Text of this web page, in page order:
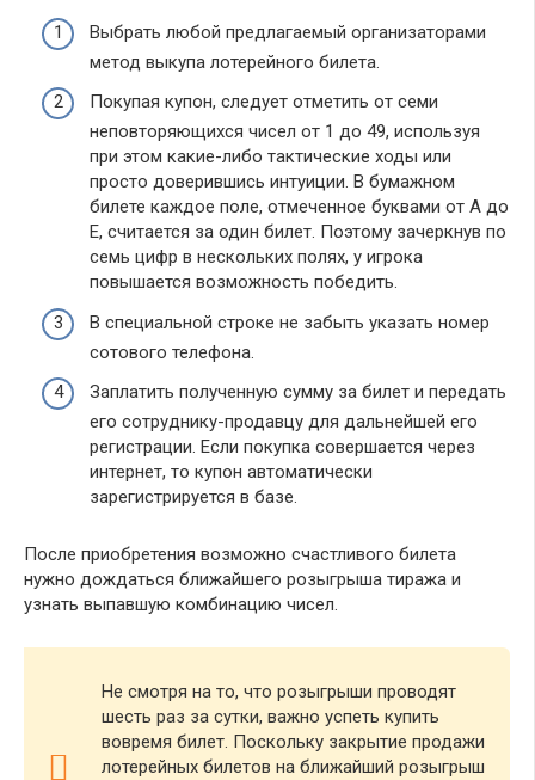
Выбрать любой предлагаемый организаторами
метод выкупа лотерейного билета.
Покупая купон, следует отметить от семи
неповторяющихся чисел от 1 до 49, используя
при этом какие-либо тактические ходы или
просто доверившись интуиции. В бумажном
билете каждое поле, отмеченное буквами от А до
Е, считается за один билет. Поэтому зачеркнув по
семь цифр в нескольких полях, у игрока
повышается возможность победить.
В специальной строке не забыть указать номер
сотового телефона.
Заплатить полученную сумму за билет и передать
его сотруднику-продавцу для дальнейшей его
регистрации. Если покупка совершается через
интернет, то купон автоматически
зарегистрируется в базе.
После приобретения возможно счастливого билета
нужно дождаться ближайшего розыгрыша тиража и
узнать выпавшую комбинацию чисел.
Не смотря на то, что розыгрыши проводят
шесть раз за сутки, важно успеть купить
вовремя билет. Поскольку закрытие продажи
лотерейных билетов на ближайший розыгрыш